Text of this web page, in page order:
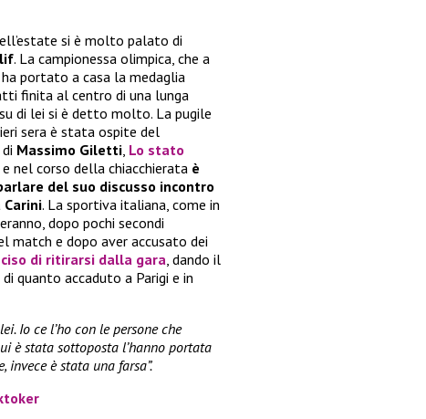
si è molto palato di
. La campionessa olimpica, che a
portato a casa la medaglia
finita al centro di una lunga
di lei si è detto molto. La pugile
sera è stata ospite del
Massimo Giletti, Lo stato
e nel corso della chiacchierata è
del suo discusso incontro
Carini. La sportiva italiana, come in
dopo pochi secondi
match e dopo aver accusato dei
di ritirarsi dalla gara, dando il
quanto accaduto a Parigi e in
Io ce l’ho con le persone che
è stata sottoposta l’hanno portata
è stata una farsa”.